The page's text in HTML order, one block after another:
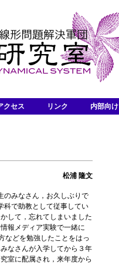
クセス リンク 内部向け
松浦 隆文
のみなさん，お久しぶりで
科で助教として従事してい
して，忘れてしまいました
報メディア実験で一緒に
などを勉強したことをはっ
なさんが入学してから３年
室に配属され，来年度から